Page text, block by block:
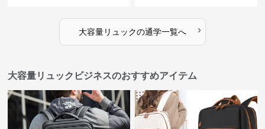
大容量リュックの通学一覧へ ›
大容量リュックビジネスのおすすめアイテム